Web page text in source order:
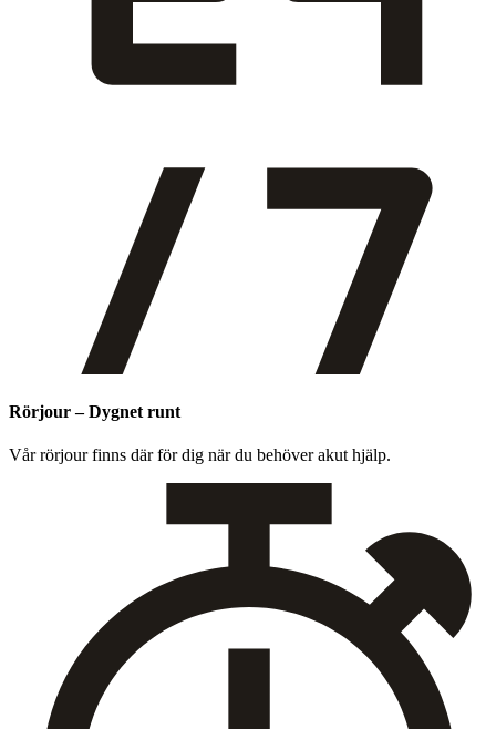
Rörjour – Dygnet runt
Vår rör­jour finns där för dig när du behöver akut hjälp.